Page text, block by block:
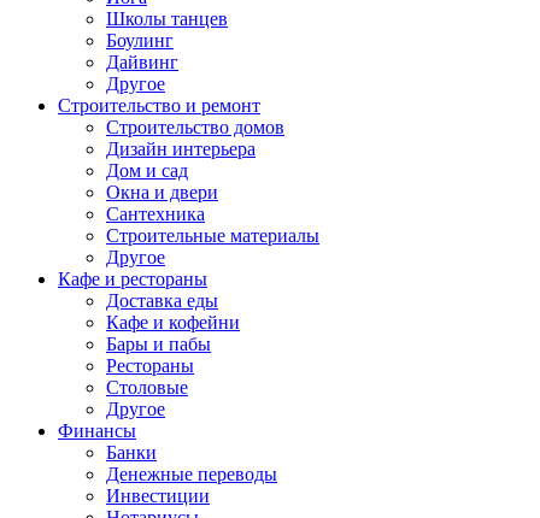
Школы танцев
Боулинг
Дайвинг
Другое
Строительство и ремонт
Строительство домов
Дизайн интерьера
Дом и сад
Окна и двери
Сантехника
Строительные материалы
Другое
Кафе и рестораны
Доставка еды
Кафе и кофейни
Бары и пабы
Рестораны
Столовые
Другое
Финансы
Банки
Денежные переводы
Инвестиции